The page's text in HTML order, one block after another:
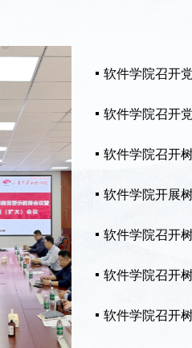
软件学院召开
软件学院召开
软件学院召开
软件学院开展
软件学院召开
软件学院召开
软件学院召开